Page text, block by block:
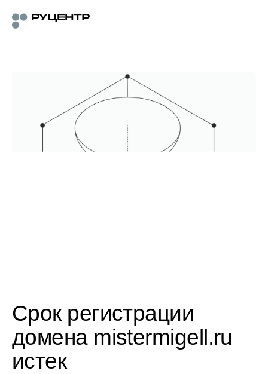
Срок регистрации
домена mistermigell.ru
истек